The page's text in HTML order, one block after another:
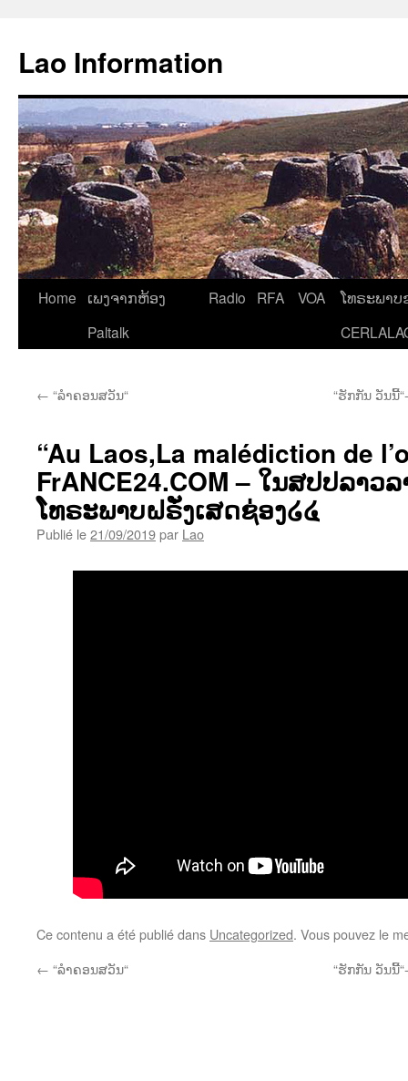
contenu
Lao Information
Home
ເພງຈາກຫ້ອງ
Paltalk
Radio RFA VOA
ໂທຣະພາບ
← “ລຳຄອນສວັນ“ “ຮັກກັນ ວັນນີ້
“Au Laos,La malédiction de
FrANCE24.COM – ໃນສປປລາວ
ໂທຣະພາບຝຣັ່ງເສດຊ່ອງ໒໔
Publié le21/09/2019par Lao
Ce contenu a été publié dans Uncategorized. Vous pouvez le
← “ລຳຄອນສວັນ“ “ຮັກກັນ ວັນນີ້